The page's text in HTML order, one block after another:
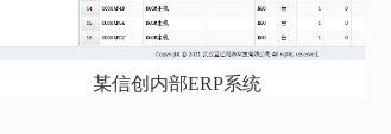
某信创内部ERP系统